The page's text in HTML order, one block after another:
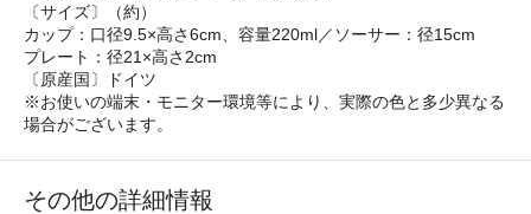
〔サイズ〕（約）
カップ：口径9.5×高さ6cm、容量220ml／ソーサー：径15cm
プレート：径21×高さ2cm
〔原産国〕ドイツ
※お使いの端末・モニター環境等により、実際の色と多少異なる
場合がございます。
その他の詳細情報